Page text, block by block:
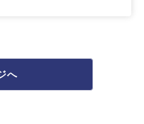
へ